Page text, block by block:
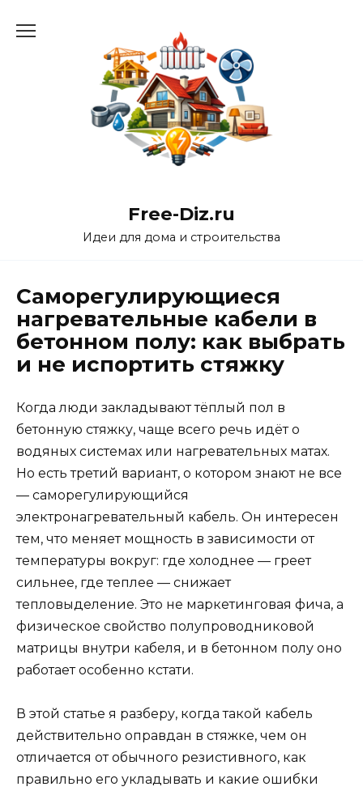
Free-Diz.ru
Идеи для дома и строительства
Саморегулирующиеся
нагревательные кабели в
бетонном полу: как выбрать
и не испортить стяжку
Когда люди закладывают тёплый пол в
бетонную стяжку, чаще всего речь идёт о
водяных системах или нагревательных матах.
Но есть третий вариант, о котором знают не все
— саморегулирующийся
электронагревательный кабель. Он интересен
тем, что меняет мощность в зависимости от
температуры вокруг: где холоднее — греет
сильнее, где теплее — снижает
тепловыделение. Это не маркетинговая фича, а
физическое свойство полупроводниковой
матрицы внутри кабеля, и в бетонном полу оно
работает особенно кстати.
В этой статье я разберу, когда такой кабель
действительно оправдан в стяжке, чем он
отличается от обычного резистивного, как
правильно его укладывать и какие ошибки